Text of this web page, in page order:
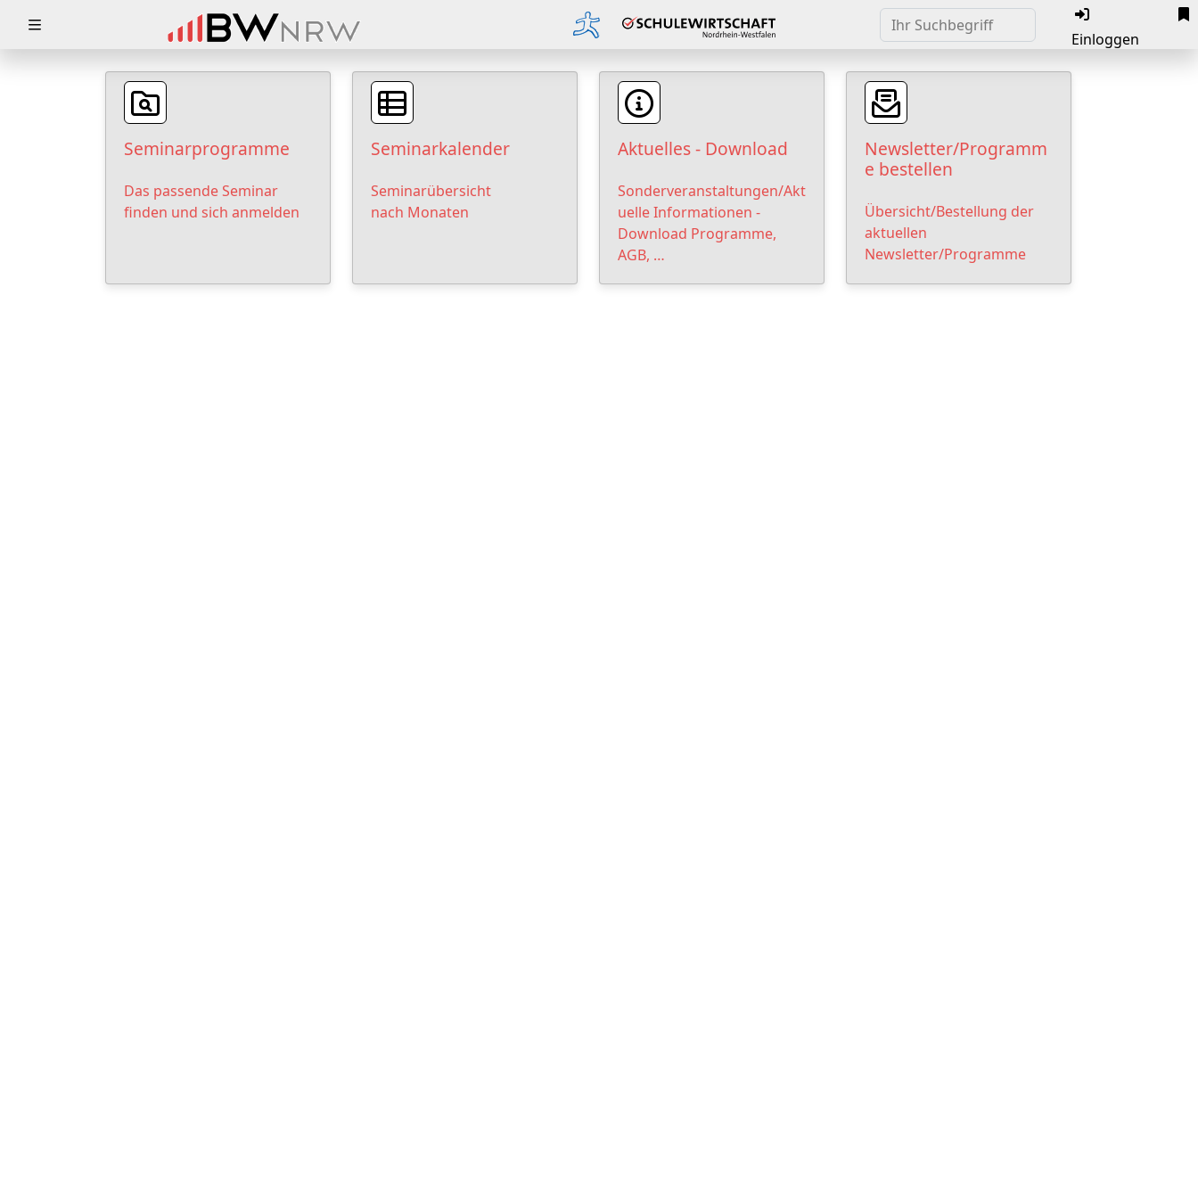
Einloggen
Seminarprogramme
Das passende Seminar
finden und sich anmelden
Seminarkalender
Seminarübersicht
nach Monaten
Aktuelles - Download
Sonderveranstaltungen/Akt
uelle Informationen -
Download Programme,
AGB, …
Newsletter/Programm
e bestellen
Übersicht/Bestellung der
aktuellen
Newsletter/Programme